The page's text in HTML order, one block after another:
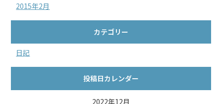
2015年2月
カテゴリー
日記
投稿日カレンダー
2022年12月